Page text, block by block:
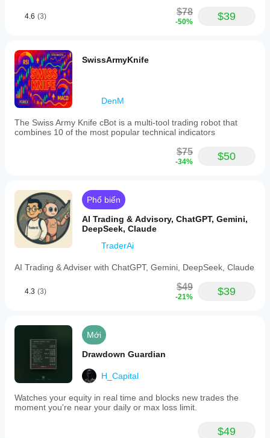
1:500
mức
sụt
giảm
trong
ngày
5%
Phù
hợp
ty tự
doanh
Quản lý rủi ro
Mô
hình
ro
Lot cố định
Loại
hỗ
Thị trường
lượng
(lot)
2000
4.6 (3) $78
-50% $39
SwissArmyKnife
DenM
The Swiss Army Knife cBot is a multi-tool trading robot that
combines 10 of the most popular technical indicators
$75
-34% $50
Phổ biến
AI Trading & Advisory, ChatGPT, Gemini,
DeepSeek, Claude
TraderAi
AI Trading & Adviser with ChatGPT, Gemini, DeepSeek, Claude
4.3 (3) $49
-21% $39
Mới
Drawdown Guardian
H_Capital
Watches your equity in real time and blocks new trades the
moment you're near your daily or max loss limit.
$49